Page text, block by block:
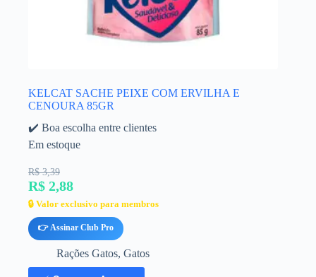
KELCAT SACHE PEIXE COM ERVILHA E
CENOURA 85GR
✔️ Boa escolha entre clientes
Em estoque
R$ 3,39
R$ 2,88
🔒 Valor exclusivo para membros
👉 Assinar Club Pro
Rações Gatos, Gatos